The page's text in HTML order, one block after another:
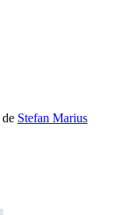
de Stefan Marius